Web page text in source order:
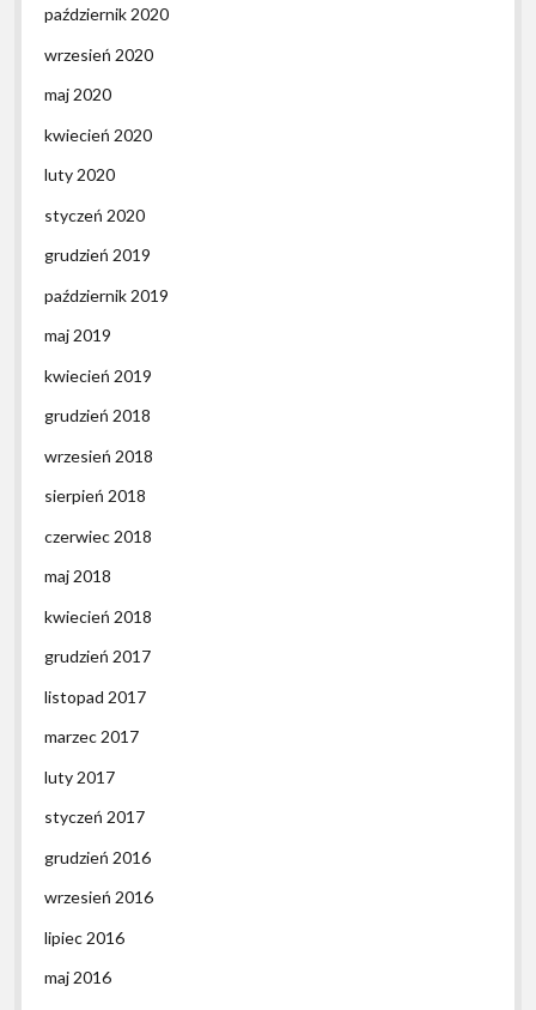
październik 2020
wrzesień 2020
maj 2020
kwiecień 2020
luty 2020
styczeń 2020
grudzień 2019
październik 2019
maj 2019
kwiecień 2019
grudzień 2018
wrzesień 2018
sierpień 2018
czerwiec 2018
maj 2018
kwiecień 2018
grudzień 2017
listopad 2017
marzec 2017
luty 2017
styczeń 2017
grudzień 2016
wrzesień 2016
lipiec 2016
maj 2016